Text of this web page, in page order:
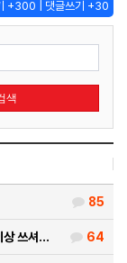
+300 | 댓글쓰기 +30
색
85
64
상 쓰셔…